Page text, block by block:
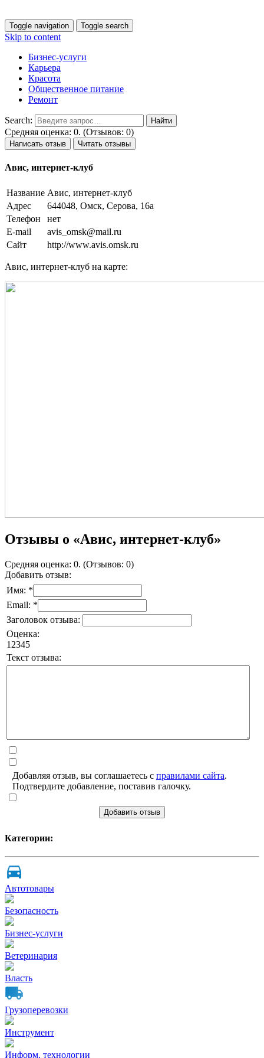
Toggle navigation Toggle search
Skip to content
Бизнес-услуги
Карьера
Красота
Общественное питание
Ремонт
Search:
Средняя оценка: 0. (Отзывов: 0)
Написать отзыв Читать отзывы
Авис, интернет-клуб
Название Авис, интернет-клуб
Адрес
644048, Омск, Серова, 16а
Телефон
нет
E-mail
avis_omsk@mail.ru
Сайт
http://www.avis.omsk.ru
Авис, интернет-клуб на карте:
Отзывы о «Авис, интернет-клуб»
Средняя оценка: 0. (Отзывов: 0)
Добавить отзыв:
Имя: *
Email: *
Заголовок отзыва:
Оценка:
1 2345
Текст отзыва:
Добавляя отзыв, вы соглашаетесь с правилами сайта.
Подтвердите добавление, поставив галочку.
Добавить отзыв
Категории:
Автотовары
Безопасность
Бизнес-услуги
Ветеринария
Власть
Грузоперевозки
Инструмент
Информ. технологии